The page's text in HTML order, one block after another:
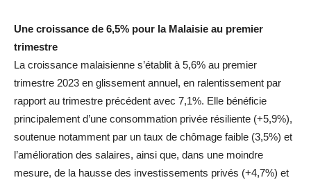
Une croissance de 6,5% pour la Malaisie au premier
trimestre
La croissance malaisienne s’établit à 5,6% au premier
trimestre 2023 en glissement annuel, en ralentissement par
rapport au trimestre précédent avec 7,1%. Elle bénéficie
principalement d’une consommation privée résiliente (+5,9%),
soutenue notamment par un taux de chômage faible (3,5%) et
l’amélioration des salaires, ainsi que, dans une moindre
mesure, de la hausse des investissements privés (+4,7%) et